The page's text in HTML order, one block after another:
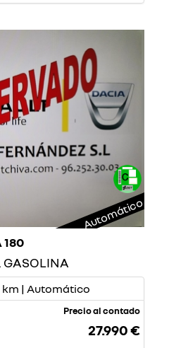
Automático
180
GASOLINA
km | Automático
Precio al contado
27.990 €